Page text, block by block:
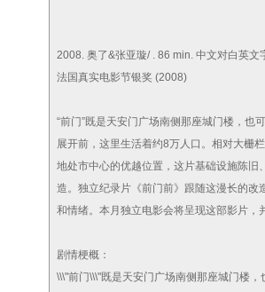
2008. 奥了&张亚璇/ . 86 min. 中文对白英文
法国真实电影节银奖 (2008)
“前门”既是天安门广场南侧那座城门楼，
展开前，这里生活着约8万人口。相对大栅
地处市中心的优越位置，这片基础设施陈
造。独立纪录片《前门前》跟随这漫长的
和情绪。本月独立电影会将呈现这部影片，
剧情梗概：
\\\"前门\\\"既是天安门广场南侧那座城门楼